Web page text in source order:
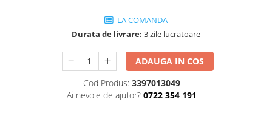
LA COMANDA
Durata de livrare: 3 zile lucratoare
ADAUGA IN COS
Cod Produs: 3397013049
Ai nevoie de ajutor? 0722 354 191